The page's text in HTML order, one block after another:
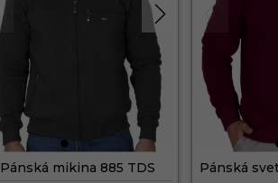
Pánská mikina 885 TDS
Pánská